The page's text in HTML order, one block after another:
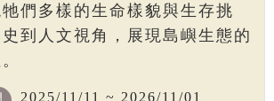
們多樣的生命樣貌與生存挑
到人文視角，展現島嶼生態的
2025/11/11 ~ 2026/11/01